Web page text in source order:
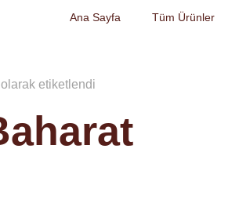
Ana Sayfa Tüm Ürünler
etiketlendi